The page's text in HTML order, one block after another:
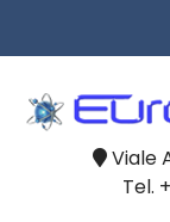
Viale
Tel.